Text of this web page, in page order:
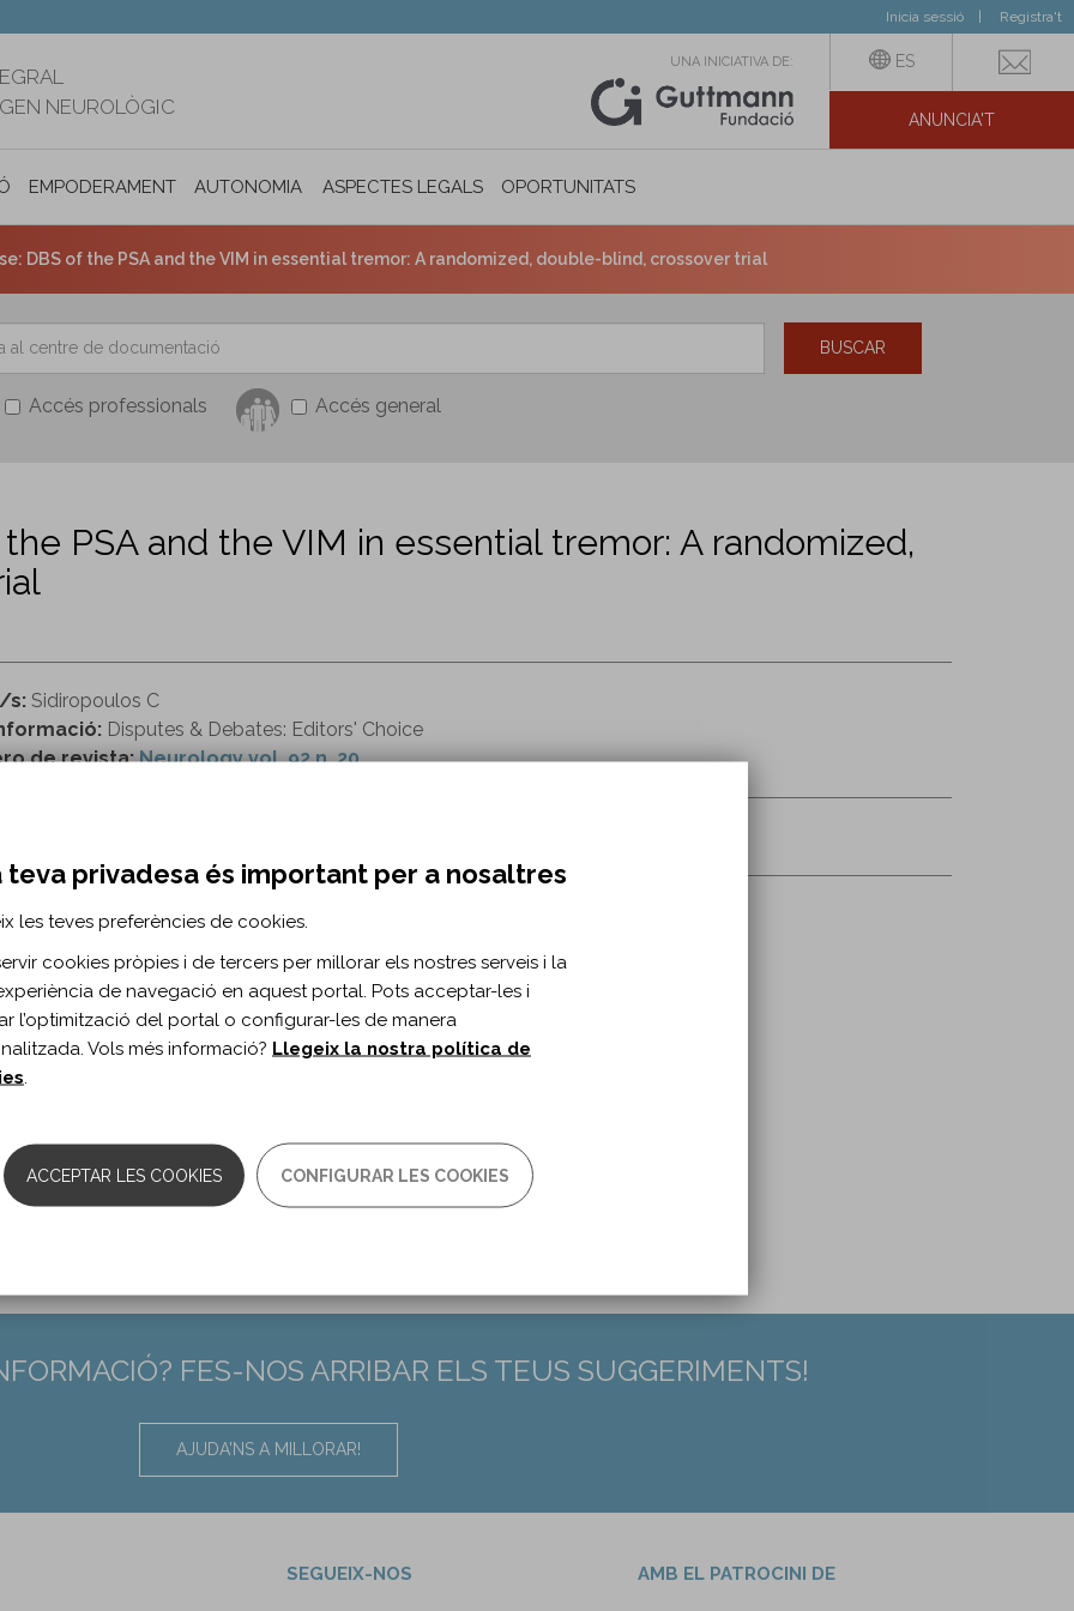
Inicia sessió Registra't
NEUROLÒGIC
UNA INICIATIVA DE: ES
ANUNCIA'T
EMPODERAMENT AUTONOMIA PERSONAL I INCLUSIÓ SOCIAL
ASPECTES LEGALS OPORTUNITATS
DBS of the PSA and the VIM in essential tremor: A randomized, double-blind, crossover trial
Accés professionals Accés general
BUSCAR
PSA and the VIM in essential tremor: A randomized,
s: Sidiropoulos C
Disputes & Debates: Editors' Choice
de revista:Neurology vol. 92 n. 20
BIBLIOGRÀFICA
2019
2019;92(20)
de document:Article
del document: Anglès
FES-NOS ARRIBAR ELS TEUS SUGGERIMENTS!
AJUDA'NS A MILLORAR!
SEGUEIX-NOS AMB EL PATROCINI DE
teva privadesa és important per a nosaltres
les teves preferències de cookies.
cookies pròpies i de tercers per millorar els nostres serveis i la
de navegació en aquest portal. Pots acceptar-les i
l’optimització del portal o configurar-les de manera
Vols més informació? Llegeix la nostra política de
ACCEPTAR LES COOKIES CONFIGURAR LES COOKIES